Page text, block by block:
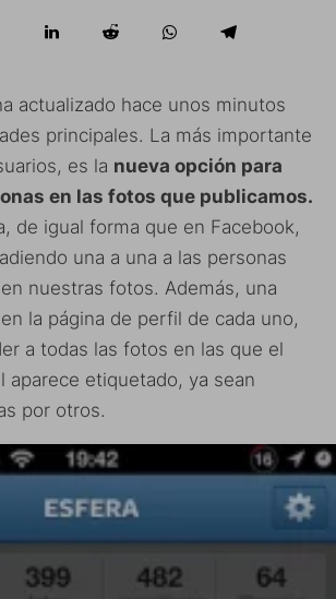
actualizado hace unos minutos
principales. La más importante
es la nueva opción para
en las fotos que publicamos.
de igual forma que en Facebook,
una a una a las personas
nuestras fotos. Además, una
la página de perfil de cada uno,
a todas las fotos en las que el
aparece etiquetado, ya sean
por otros.